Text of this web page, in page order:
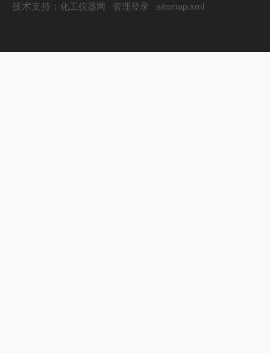
技术支持： 化工仪器网 管理登录 sitemap.xml